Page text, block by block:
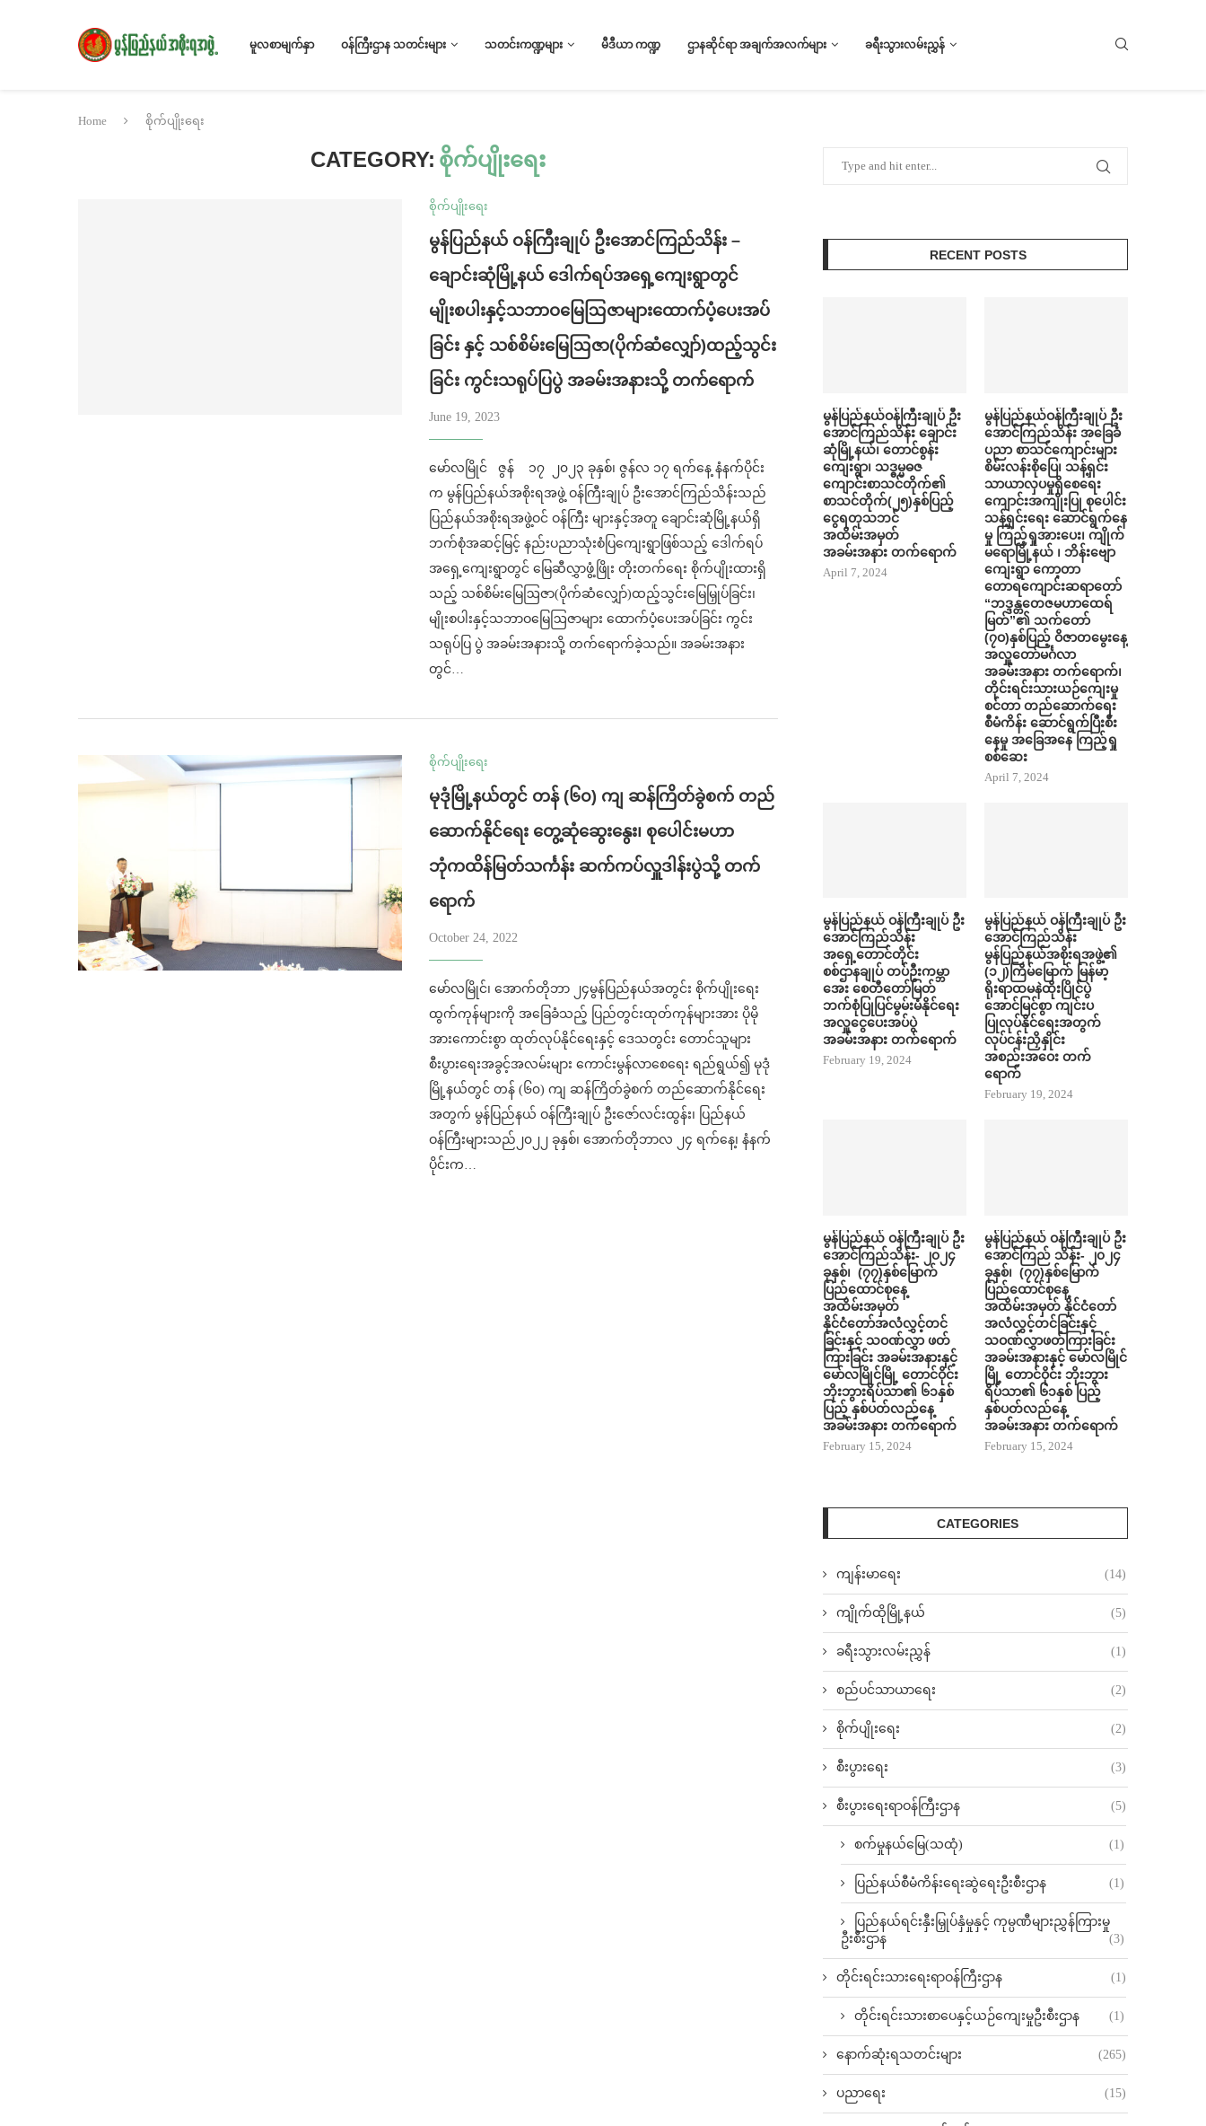
မူလစာမျက်နှာ ဝန်ကြီးဌာန သတင်းများ သတင်းကဏ္ဍများ မီဒီယာ ကဏ္ဍ ဌာနဆိုင်ရာ အချက်အလက်များ ခရီးသွားလမ်းညွှန်
Home စိုက်ပျိုးရေး
CATEGORY: စိုက်ပျိုးရေး
စိုက်ပျိုးရေး
မွန်ပြည်နယ် ဝန်ကြီးချုပ် ဦးအောင်ကြည်သိန်း –
ချောင်းဆုံမြို့နယ် ဒေါက်ရပ်အရှေ့ကျေးရွာတွင်
မျိုးစပါးနှင့်သဘာဝမြေဩဇာများထောက်ပံ့ပေးအပ်
ခြင်း နှင့် သစ်စိမ်းမြေဩဇာ(ပိုက်ဆံလျှော်)ထည့်သွင်း
ခြင်း ကွင်းသရုပ်ပြပွဲ အခမ်းအနားသို့ တက်ရောက်
June 19, 2023
မော်လမြိုင် ဇွန် ၁၇ ၂၀၂၃ ခုနှစ်၊ ဇွန်လ ၁၇ ရက်နေ့ နံနက်ပိုင်း
က မွန်ပြည်နယ်အစိုးရအဖွဲ့ ဝန်ကြီးချုပ် ဦးအောင်ကြည်သိန်းသည်
ပြည်နယ်အစိုးရအဖွဲ့ဝင် ဝန်ကြီး များနှင့်အတူ ချောင်းဆုံမြို့နယ်ရှိ
ဘက်စုံအဆင့်မြင့် နည်းပညာသုံးစံပြကျေးရွာဖြစ်သည့် ဒေါက်ရပ်
အရှေ့ကျေးရွာတွင် မြေဆီလွှာဖွံ့ဖြိုး တိုးတက်ရေး စိုက်ပျိုးထားရှိ
သည့် သစ်စိမ်းမြေဩဇာ(ပိုက်ဆံလျှော်)ထည့်သွင်းမြေမြှုပ်ခြင်း၊
မျိုးစပါးနှင့်သဘာဝမြေဩဇာများ ထောက်ပံ့ပေးအပ်ခြင်း ကွင်း
သရုပ်ပြ ပွဲ အခမ်းအနားသို့ တက်ရောက်ခဲ့သည်။ အခမ်းအနား
တွင်…
စိုက်ပျိုးရေး
မုဒုံမြို့နယ်တွင် တန် (၆၀) ကျ ဆန်ကြိတ်ခွဲစက် ​တည်​
ဆောက်နိုင်​ရေး ​တွေ့ဆုံ​ဆွေး​နွေး၊ စု​ပေါင်းမဟာ
ဘုံကထိန်မြတ်သင်္ကန်း ဆက်ကပ်လှူဒါန်းပွဲသို့ တက်​
ရောက်
October 24, 2022
မော်လမြိုင်၊ ​အောက်တိုဘာ ၂၄မွန်ပြည်နယ်အတွင်း စိုက်ပျိုးရေး
ထွက်ကုန်များကို အခြေခံသည့် ပြည်တွင်းထုတ်ကုန်များအား ပိုမို
အား​ကောင်းစွာ ထုတ်လုပ်နိုင်​ရေးနှင့် ​ဒေသတွင်း ​တောင်သူများ
စီးပွား​ရေးအခွင့်အလမ်းများ ​ကောင်းမွန်လာစေ​ရေး ရည်ရွယ်၍ မုဒုံ
မြို့နယ်တွင် တန် (၆၀) ကျ ဆန်ကြိတ်ခွဲစက် ​တည်​ဆောက်နိုင်​ရေး ​
အတွက် မွန်ပြည်နယ် ဝန်ကြီးချုပ် ဦး​ဇော်လင်းထွန်း၊ ပြည်နယ်
ဝန်ကြီးများသည်၂၀၂၂ ခုနှစ်၊ ​အောက်တိုဘာလ ၂၄ ရက်​နေ့၊ နံနက်
ပိုင်းက…
RECENT POSTS
မွန်ပြည်နယ်ဝန်ကြီးချုပ် ဦး
အောင်ကြည်သိန်း ချောင်း
ဆုံမြို့နယ်၊ တောင်စွန်း
ကျေးရွာ၊ သဒ္ဓမ္မဓဇ
ကျောင်းစာသင်တိုက်၏
စာသင်တိုက်(၂၅)နှစ်ပြည့်
ငွေရတုသဘင်
အထိမ်းအမှတ်
အခမ်းအနား တက်​ရောက်
April 7, 2024
မွန်ပြည်နယ်ဝန်ကြီးချုပ် ဦး
အောင်ကြည်သိန်း အ​ခြေခံ
ပညာ စာသင်​ကျောင်းများ
စိမ်းလန်းစို​​ပြေ​၊ သန့်ရှင်း
သာယာလှ​ပ​မှုရှိ​စေရေး
ကျောင်းအကျိုးပြု စု​ပေါင်း
သန့်ရှင်း​ရေး ​ဆောင်ရွက်နေ
မှု ကြည့်ရှုအား​ပေး၊ ကျိုက်
မရောမြို့နယ် ၊ ဘိန်းဗျော
ကျေးရွာ ကော့တာ
တောရကျောင်းဆရာတော်
“ဘဒ္ဒန္တတေဇမဟာထေရ်
မြတ်”၏ သက်တော်
(၇ဝ)နှစ်ပြည့် ဝိဇာတမွေးနေ့
အလှူတော်မင်္ဂလာ
အခမ်းအနား တက်​ရောက်၊
တိုင်းရင်းသားယဉ်ကျေးမှု
စင်တာ တည်​ဆောက်​ရေး
စီမံကိန်း ​ဆောင်ရွက်ပြီးစီး​
နေမှု အ​ခြေအ​နေ ကြည့်ရှု
စစ်​ဆေး
April 7, 2024
မွန်ပြည်နယ် ဝန်ကြီးချုပ် ဦး​
အောင်ကြည်သိန်း
အရှေ့တောင်တိုင်း
စစ်ဌာနချုပ် တပ်ဦးကမ္ဘာ​
အေး စေတီ​တော်မြတ်
ဘက်စုံပြုပြင်မွမ်းမံနိုင်​ရေး
အလှူ​ငွေ​ပေးအပ်ပွဲ
အခမ်းအနား တက်​ရောက်
February 19, 2024
မွန်ပြည်နယ် ဝန်ကြီးချုပ် ဦး​
အောင်ကြည်သိန်း
မွန်ပြည်နယ်အစိုးရအဖွဲ့၏
(၁၂)ကြိမ်မြောက် မြန်မာ့
ရိုးရာထမနဲထိုးပြိုင်ပွဲ
အောင်မြင်စွာ ကျင်းပ
ပြုလုပ်နိုင်ရေးအတွက်
လုပ်ငန်းညှိနှိုင်း
အစည်းအဝေး တက်​
ရောက်
February 19, 2024
မွန်ပြည်နယ် ဝန်ကြီးချုပ် ဦး
အောင်ကြည်သိန်း- ၂၀၂၄
ခုနှစ်၊ (၇၇)နှစ်မြောက်
ပြည်ထောင်စုနေ့
အထိမ်းအမှတ်
နိုင်ငံတော်အလံလွှင့်တင်
ခြင်းနှင့် သဝဏ်လွှာ ဖတ်
ကြားခြင်း အခမ်းအနားနှင့်
မော်လမြိုင်မြို့ တောင်ဝိုင်း
ဘိုးဘွားရိပ်သာ၏ ၆၁နှစ်
ပြည့် နှစ်ပတ်လည်နေ့
အခမ်းအနား တက်ရောက်
February 15, 2024
မွန်ပြည်နယ် ဝန်ကြီးချုပ် ဦး
အောင်ကြည် သိန်း- ၂၀၂၄
ခုနှစ်၊ (၇၇)နှစ်မြောက်
ပြည်ထောင်စုနေ့
အထိမ်းအမှတ် နိုင်ငံတော်
အလံလွှင့်တင်ခြင်းနှင့်
သဝဏ်လွှာဖတ်ကြားခြင်း
အခမ်းအနားနှင့် မော်လမြိုင်
မြို့ တောင်ဝိုင်း ဘိုးဘွား
ရိပ်သာ၏ ၆၁နှစ် ပြည့်
နှစ်ပတ်လည်နေ့
အခမ်းအနား တက်ရောက်
February 15, 2024
CATEGORIES
ကျန်းမာရေး (14)
ကျိုက်ထိုမြို့နယ် (5)
ခရီးသွားလမ်းညွှန် (1)
စည်ပင်သာယာရေး (2)
စိုက်ပျိုးရေး (2)
စီးပွားရေး (3)
စီးပွားရေးရာဝန်ကြီးဌာန (5)
စက်မှုနယ်မြေ(သထုံ) (1)
ပြည်နယ်စီမံကိန်းရေးဆွဲရေးဦးစီးဌာန (1)
ပြည်နယ်ရင်းနှီးမြှုပ်နှံမှုနှင့် ကုမ္ပဏီများညွှန်ကြားမှု
ဦးစီးဌာန
(3)
တိုင်းရင်းသားရေးရာဝန်ကြီးဌာန (1)
တိုင်းရင်းသားစာပေနှင့်ယဉ်ကျေးမှုဦးစီးဌာန (1)
နောက်ဆုံးရသတင်းများ (265)
ပညာရေး (15)